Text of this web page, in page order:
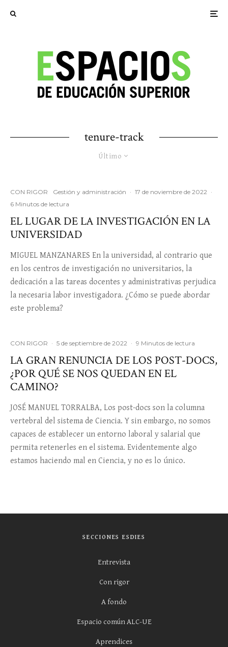
tenure-track
Último
CON RIGOR Gestión y administración · 17 de noviembre de 2022 ·
6 Minutos de lectura
EL LUGAR DE LA INVESTIGACIÓN EN LA
UNIVERSIDAD
MIGUEL MANZANARES En la universidad, al contrario que
en los centros de investigación no universitarios, la
dedicación a las tareas docentes y administrativas perjudica
la necesaria labor investigadora. ¿Cómo se puede abordar
este problema?
CON RIGOR · 5 de septiembre de 2022 · 9 Minutos de lectura
LA GRAN RENUNCIA DE LOS POST-DOCS,
¿POR QUÉ SE NOS QUEDAN EN EL
CAMINO?
JOSÉ MANUEL TORRALBA, Los post-docs son la columna
vertebral del sistema de Ciencia. Y sin embargo, no somos
capaces de establecer un entorno laboral y salarial que
permita retenerles en el sistema. Evidentemente algo
estamos haciendo mal en Ciencia, y no es lo único.
SECCIONES ESDIES
Entrevista
Con rigor
A fondo
Espacio común ALC-UE
Aprendices